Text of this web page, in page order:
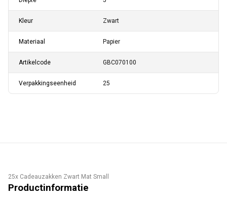
Kleur Zwart
Materiaal Papier
Artikelcode GBC070100
Verpakkingseenheid 25
25x Cadeauzakken Zwart Mat Small
Productinformatie